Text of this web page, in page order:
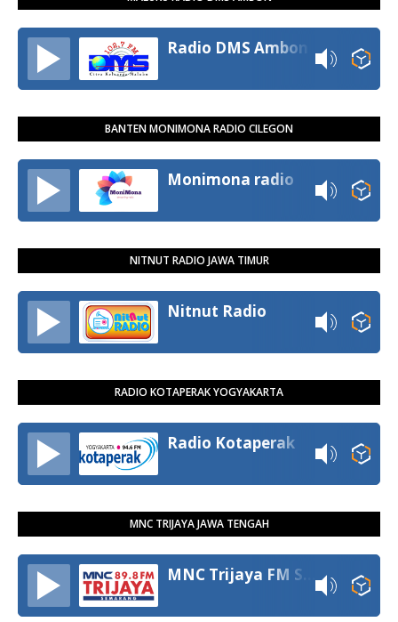
Radio DMS Ambon
BANTEN MONIMONA RADIO CILEGON
Monimona radio
NITNUT RADIO JAWA TIMUR
Nitnut Radio
RADIO KOTAPERAK YOGYAKARTA
Radio Kotaperak
MNC TRIJAYA JAWA TENGAH